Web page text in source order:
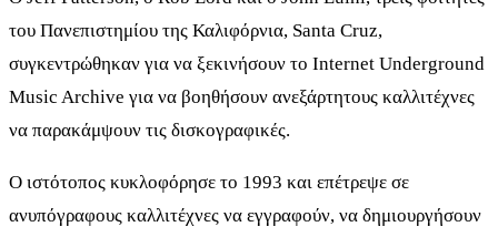
του Πανεπιστημίου της Καλιφόρνια, Santa Cruz,
συγκεντρώθηκαν για να ξεκινήσουν το Internet Underground
Music Archive για να βοηθήσουν ανεξάρτητους καλλιτέχνες
να παρακάμψουν τις δισκογραφικές.
Ο ιστότοπος κυκλοφόρησε το 1993 και επέτρεψε σε
ανυπόγραφους καλλιτέχνες να εγγραφούν, να δημιουργήσουν